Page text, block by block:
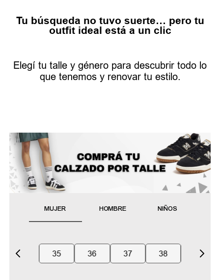
Tu búsqueda no tuvo suerte… pero tu
outfit ideal está a un clic
Elegí tu talle y género para descubrir todo lo
que tenemos y renovar tu estilo.
MUJER HOMBRE NIÑOS
35 36 37 38